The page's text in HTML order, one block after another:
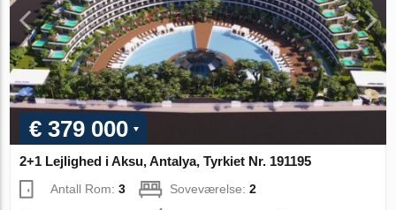
€ 379 000
2+1 Lejlighed i Aksu, Antalya, Tyrkiet Nr. 191195
Antall Rom:3 Soveværelse:2